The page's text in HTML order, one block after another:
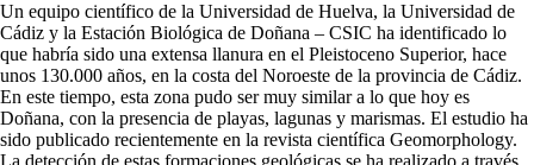
Un equipo científico de la Universidad de Huelva, la Universidad de
Cádiz y la Estación Biológica de Doñana – CSIC ha identificado lo
que habría sido una extensa llanura en el Pleistoceno Superior, hace
unos 130.000 años, en la costa del Noroeste de la provincia de Cádiz.
En este tiempo, esta zona pudo ser muy similar a lo que hoy es
Doñana, con la presencia de playas, lagunas y marismas. El estudio ha
sido publicado recientemente en la revista científica Geomorphology.
La detección de estas formaciones geológicas se ha realizado a través